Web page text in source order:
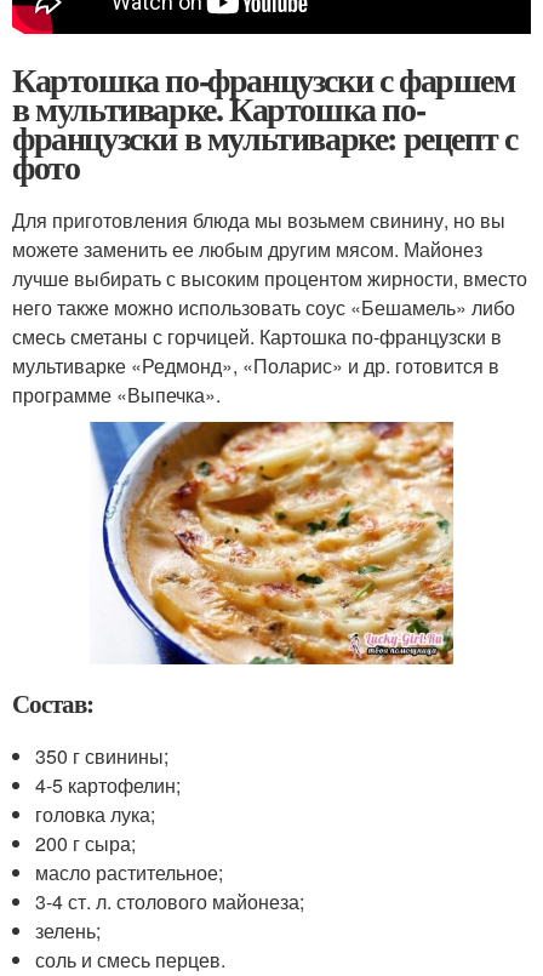
Картошка по-французски с фаршем
в мультиварке. Картошка по-
французски в мультиварке: рецепт с
фото
Для приготовления блюда мы возьмем свинину, но вы
можете заменить ее любым другим мясом. Майонез
лучше выбирать с высоким процентом жирности, вместо
него также можно использовать соус «Бешамель» либо
смесь сметаны с горчицей. Картошка по-французски в
мультиварке «Редмонд», «Поларис» и др. готовится в
программе «Выпечка».
Состав:
350 г свинины;
4-5 картофелин;
головка лука;
200 г сыра;
масло растительное;
3-4 ст. л. столового майонеза;
зелень;
соль и смесь перцев.